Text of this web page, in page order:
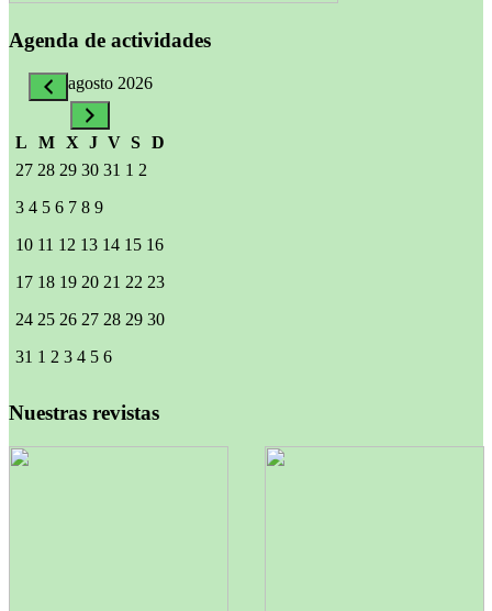
Agenda de actividades
agosto 2026
L M X J V S D
27 28 29 30 31 1 2
3 4 5 6 7 8 9
10 11 12 13 14 15 16
17 18 19 20 21 22 23
24 25 26 27 28 29 30
31 1 2 3 4 5 6
Nuestras revistas